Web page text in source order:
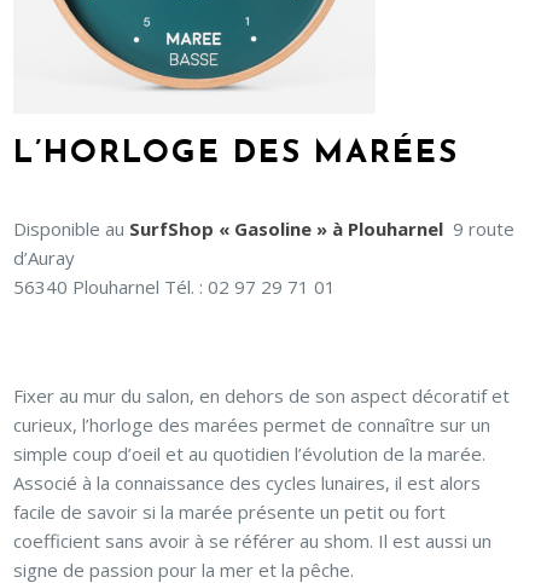
L’HORLOGE DES MARÉES
Disponible au SurfShop « Gasoline » à Plouharnel 9 route
d’Auray
56340 Plouharnel Tél. : 02 97 29 71 01
Fixer au mur du salon, en dehors de son aspect décoratif et
curieux, l’horloge des marées permet de connaître sur un
simple coup d’oeil et au quotidien l’évolution de la marée.
Associé à la connaissance des cycles lunaires, il est alors
facile de savoir si la marée présente un petit ou fort
coefficient sans avoir à se référer au shom. Il est aussi un
signe de passion pour la mer et la pêche.